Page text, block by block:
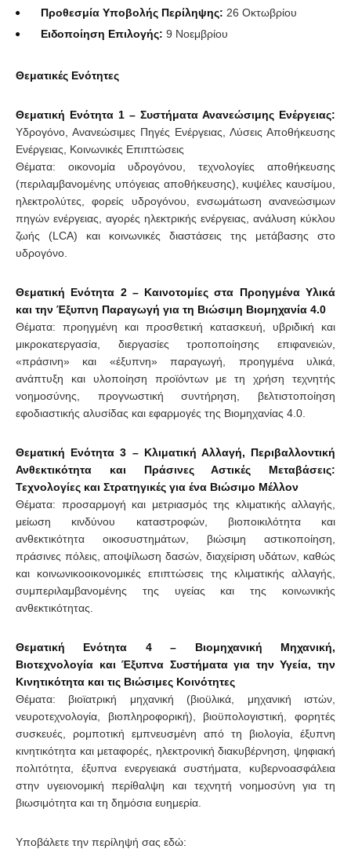
Προθεσμία Υποβολής Περίληψης: 26 Οκτωβρίου
Ειδοποίηση Επιλογής: 9 Νοεμβρίου
Θεματικές Ενότητες
Θεματική Ενότητα 1 – Συστήματα Ανανεώσιμης Ενέργειας:
Υδρογόνο, Ανανεώσιμες Πηγές Ενέργειας, Λύσεις Αποθήκευσης
Ενέργειας, Κοινωνικές Επιπτώσεις
Θέματα: οικονομία υδρογόνου, τεχνολογίες αποθήκευσης
(περιλαμβανομένης υπόγειας αποθήκευσης), κυψέλες καυσίμου,
ηλεκτρολύτες, φορείς υδρογόνου, ενσωμάτωση ανανεώσιμων
πηγών ενέργειας, αγορές ηλεκτρικής ενέργειας, ανάλυση κύκλου
ζωής (LCA) και κοινωνικές διαστάσεις της μετάβασης στο
υδρογόνο.
Θεματική Ενότητα 2 – Καινοτομίες στα Προηγμένα Υλικά
και την Έξυπνη Παραγωγή για τη Βιώσιμη Βιομηχανία 4.0
Θέματα: προηγμένη και προσθετική κατασκευή, υβριδική και
μικροκατεργασία, διεργασίες τροποποίησης επιφανειών,
«πράσινη» και «έξυπνη» παραγωγή, προηγμένα υλικά,
ανάπτυξη και υλοποίηση προϊόντων με τη χρήση τεχνητής
νοημοσύνης, προγνωστική συντήρηση, βελτιστοποίηση
εφοδιαστικής αλυσίδας και εφαρμογές της Βιομηχανίας 4.0.
Θεματική Ενότητα 3 – Κλιματική Αλλαγή, Περιβαλλοντική
Ανθεκτικότητα και Πράσινες Αστικές Μεταβάσεις:
Τεχνολογίες και Στρατηγικές για ένα Βιώσιμο Μέλλον
Θέματα: προσαρμογή και μετριασμός της κλιματικής αλλαγής,
μείωση κινδύνου καταστροφών, βιοποικιλότητα και
ανθεκτικότητα οικοσυστημάτων, βιώσιμη αστικοποίηση,
πράσινες πόλεις, αποψίλωση δασών, διαχείριση υδάτων, καθώς
και κοινωνικοοικονομικές επιπτώσεις της κλιματικής αλλαγής,
συμπεριλαμβανομένης της υγείας και της κοινωνικής
ανθεκτικότητας.
Θεματική Ενότητα 4 – Βιομηχανική Μηχανική,
Βιοτεχνολογία και Έξυπνα Συστήματα για την Υγεία, την
Κινητικότητα και τις Βιώσιμες Κοινότητες
Θέματα: βιοϊατρική μηχανική (βιοϋλικά, μηχανική ιστών,
νευροτεχνολογία, βιοπληροφορική), βιοϋπολογιστική, φορητές
συσκευές, ρομποτική εμπνευσμένη από τη βιολογία, έξυπνη
κινητικότητα και μεταφορές, ηλεκτρονική διακυβέρνηση, ψηφιακή
πολιτότητα, έξυπνα ενεργειακά συστήματα, κυβερνοασφάλεια
στην υγειονομική περίθαλψη και τεχνητή νοημοσύνη για τη
βιωσιμότητα και τη δημόσια ευημερία.
Υποβάλετε την περίληψή σας εδώ: